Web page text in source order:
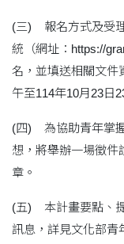
(三) 報名方式及受
統（網址：https://
名，並填送相關文件
午至114年10月23日
(四) 為協助青年掌
想，將舉辦一場徵件
章。
(五) 本計畫要點、
訊息，詳見文化部青